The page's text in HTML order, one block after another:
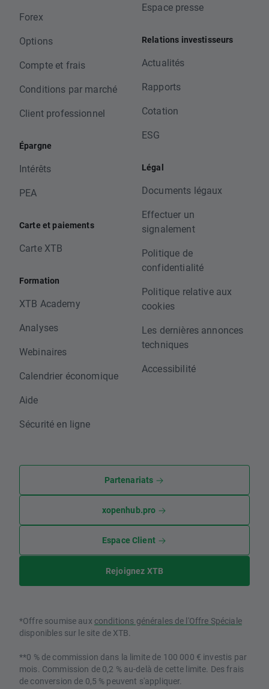
Forex
Options
Compte et frais
Conditions par marché
Client professionnel
Épargne
Intérêts
PEA
Carte et paiements
Carte XTB
Formation
XTB Academy
Analyses
Webinaires
Calendrier économique
Aide
Sécurité en ligne
Espace presse
Relations investisseurs
Actualités
Rapports
Cotation
ESG
Légal
Documents légaux
Effectuer un
signalement
Politique de
confidentialité
Politique relative aux
cookies
Les dernières annonces
techniques
Accessibilité
Partenariats
xopenhub.pro
Espace Client
Rejoignez XTB
*Offre soumise aux conditions générales de l'Offre Spéciale
disponibles sur le site de XTB.
**0 % de commission dans la limite de 100 000 € investis par
mois. Commission de 0,2 % au-delà de cette limite. Des frais
de conversion de 0,5 % peuvent s'appliquer.